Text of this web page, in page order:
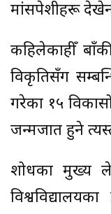
मांसपेशीहरू
कहिलेकाहीँ
विकृतिसँग
गरेका १५
जन्मजात हुने
शोधका मुख्य